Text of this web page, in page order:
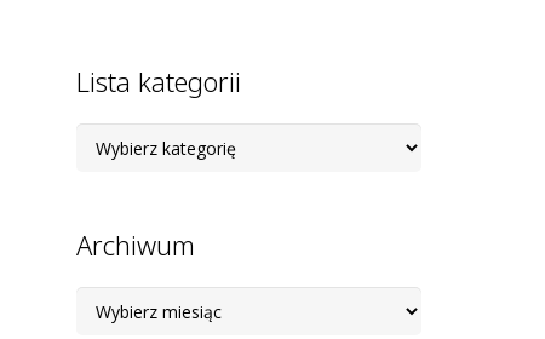
Lista kategorii
kategorii
Archiwum
Archiwum